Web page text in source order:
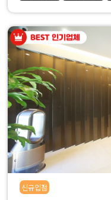
신규입점